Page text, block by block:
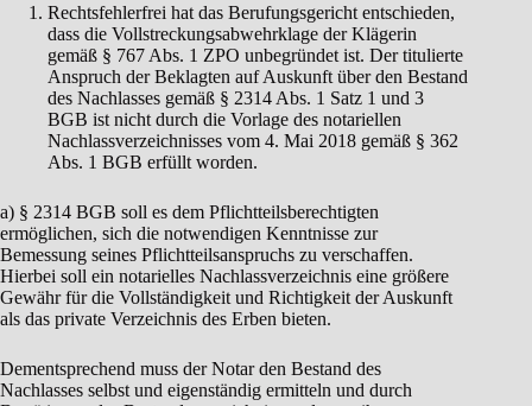
Rechtsfehlerfrei hat das Berufungsgericht entschieden,
dass die Vollstreckungsabwehrklage der Klägerin
gemäß § 767 Abs. 1 ZPO unbegründet ist. Der titulierte
Anspruch der Beklagten auf Auskunft über den Bestand
des Nachlasses gemäß § 2314 Abs. 1 Satz 1 und 3
BGB ist nicht durch die Vorlage des notariellen
Nachlassverzeichnisses vom 4. Mai 2018 gemäß § 362
Abs. 1 BGB erfüllt worden.
a) § 2314 BGB soll es dem Pflichtteilsberechtigten
ermöglichen, sich die notwendigen Kenntnisse zur
Bemessung seines Pflichtteilsanspruchs zu verschaffen.
Hierbei soll ein notarielles Nachlassverzeichnis eine größere
Gewähr für die Vollständigkeit und Richtigkeit der Auskunft
als das private Verzeichnis des Erben bieten.
Dementsprechend muss der Notar den Bestand des
Nachlasses selbst und eigenständig ermitteln und durch